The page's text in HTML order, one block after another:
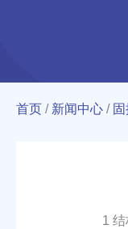
首页 / 新闻中心 /
1